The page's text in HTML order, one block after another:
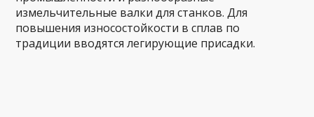
измельчительные валки для станков. Для
повышения износостойкости в сплав по
традиции вводятся легирующие присадки.